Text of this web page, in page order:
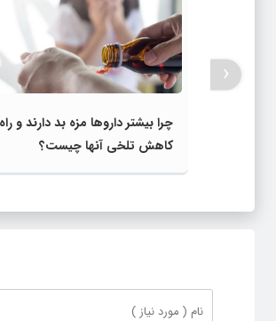
چرا بیشتر داروها مزه بد دارند و
کاهش تلخی آنها چیست؟
‹